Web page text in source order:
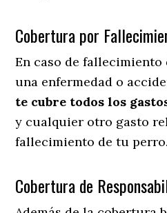
Cobertura por
En caso de
una enfermedad o
te cubre todos los
y cualquier otro gasto
fallecimiento de tu perro.
Cobertura de